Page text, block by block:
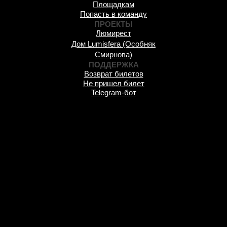
Площадкам
Попасть в команду
ПРОЕКТЫ
Люмирест
Дом Lumisfera (Особняк
Смирнова)
ПОДДЕРЖКА
Возврат билетов
Не пришел билет
Telegram-бот